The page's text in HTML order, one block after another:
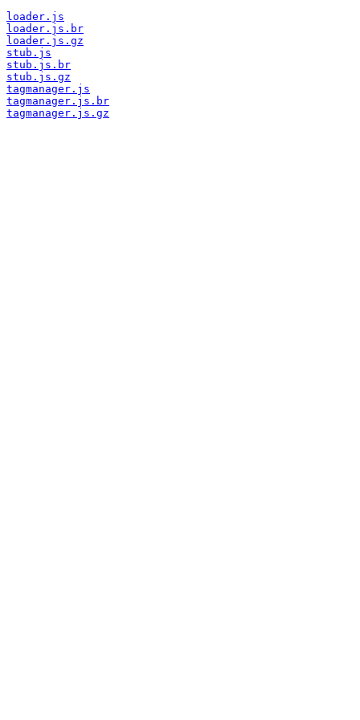
loader.js
loader.js.br
loader.js.gz
stub.js
stub.js.br
stub.js.gz
tagmanager.js
tagmanager.js.br
tagmanager.js.gz